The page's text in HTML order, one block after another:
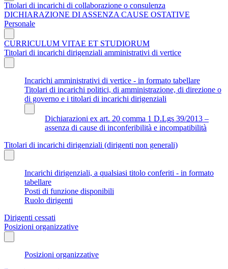
Titolari di incarichi di collaborazione o consulenza
DICHIARAZIONE DI ASSENZA CAUSE OSTATIVE
Personale
CURRICULUM VITAE ET STUDIORUM
Titolari di incarichi dirigenziali amministrativi di vertice
Incarichi amministrativi di vertice - in formato tabellare
Titolari di incarichi politici, di amministrazione, di direzione o
di governo e i titolari di incarichi dirigenziali
Dichiarazioni ex art. 20 comma 1 D.Lgs 39/2013 –
assenza di cause di inconferibilità e incompatibilità
Titolari di incarichi dirigenziali (dirigenti non generali)
Incarichi dirigenziali, a qualsiasi titolo conferiti - in formato
tabellare
Posti di funzione disponibili
Ruolo dirigenti
Dirigenti cessati
Posizioni organizzative
Posizioni organizzative